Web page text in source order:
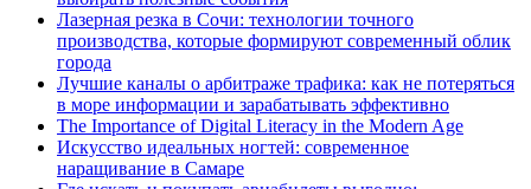
Лазерная резка в Сочи: технологии точного
производства, которые формируют современный облик
города
Лучшие каналы о арбитраже трафика: как не потеряться
в море информации и зарабатывать эффективно
The Importance of Digital Literacy in the Modern Age
Искусство идеальных ногтей: современное
наращивание в Самаре